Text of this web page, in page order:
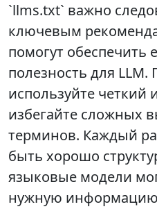
`llms.txt` важно
ключевым
помогут обеспечить
полезность для LLM.
используйте
избегайте сложных
терминов. Каждый
быть хорошо
языковые модели
нужную